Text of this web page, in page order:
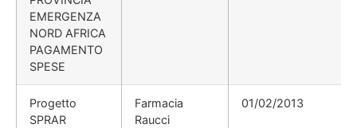
EMERGENZA
NORD AFRICA
PAGAMENTO
SPESE
Progetto
SPRAR
Farmacia
Raucci
01/02/2013